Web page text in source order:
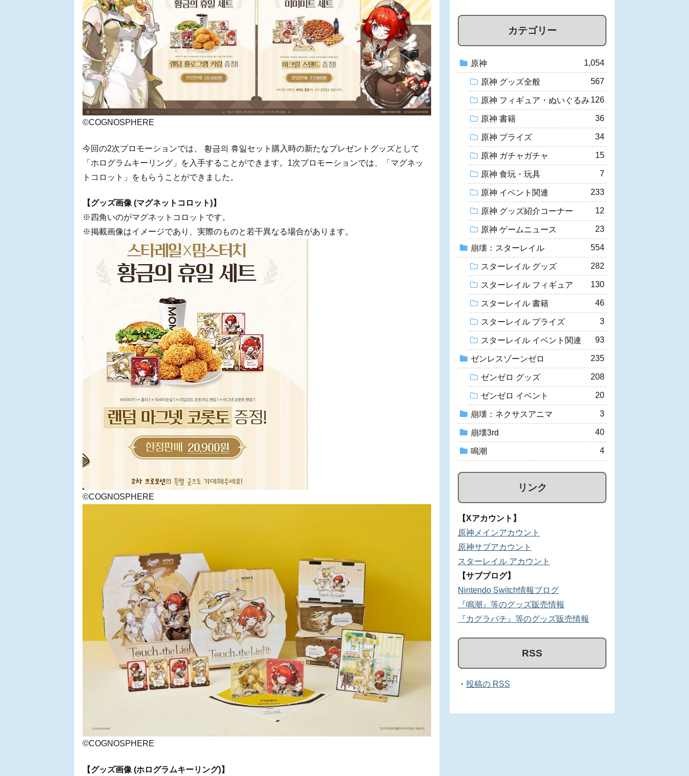
©COGNOSPHERE
今回の2次プロモーションでは、 황금의 휴일セット購入時の新たなプレゼントグッズとして
「ホログラムキーリング」を入手することができます。1次プロモーションでは、「マグネッ
トコロット」をもらうことができました。
【グッズ画像 (マグネットコロット)】
※四角いのがマグネットコロットです。
※掲載画像はイメージであり、実際のものと若干異なる場合があります。
©COGNOSPHERE
©COGNOSPHERE
【グッズ画像 (ホログラムキーリング)】
カテゴリー
原神 1,054
原神 グッズ全般 567
原神 フィギュア・ぬいぐるみ 126
原神 書籍 36
原神 プライズ 34
原神 ガチャガチャ 15
原神 食玩・玩具 7
原神 イベント関連 233
原神 グッズ紹介コーナー 12
原神 ゲームニュース 23
崩壊：スターレイル 554
スターレイル グッズ 282
スターレイル フィギュア 130
スターレイル 書籍 46
スターレイル プライズ 3
スターレイル イベント関連 93
ゼンレスゾーンゼロ 235
ゼンゼロ グッズ 208
ゼンゼロ イベント 20
崩壊：ネクサスアニマ 3
崩壊3rd 40
鳴潮 4
リンク
【Xアカウント】
原神メインアカウント
原神サブアカウント
スターレイル アカウント
【サブブログ】
Nintendo Switch情報ブログ
『鳴潮』等のグッズ販売情報
『カグラバチ』等のグッズ販売情報
RSS
・ 投稿の RSS